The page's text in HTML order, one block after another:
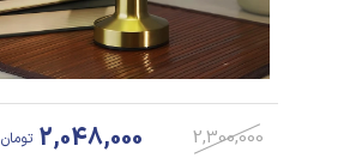
2,300,000
2,048,000 تومان